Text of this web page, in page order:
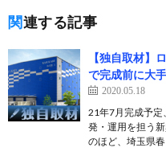
関連する記事
【独自取材】
で完成前に大
2020.05.18
21年7月完成予定
発・運用を担う
のほど、埼玉県